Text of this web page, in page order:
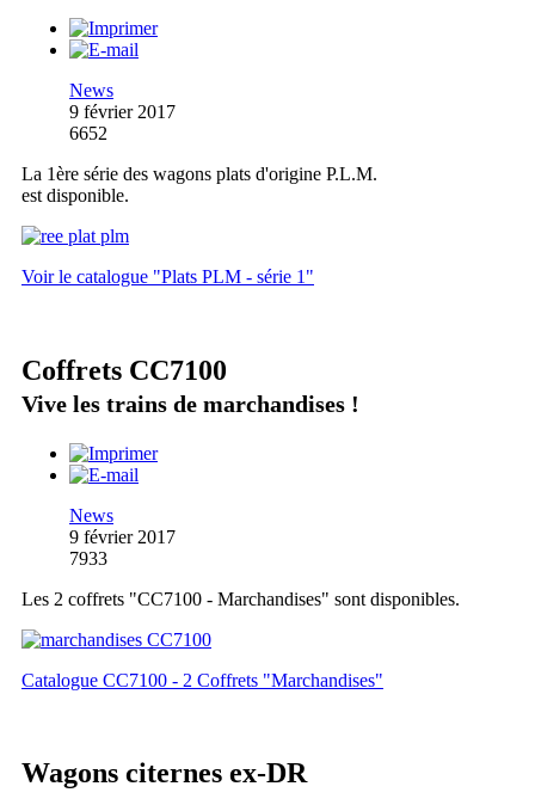
News
9 février 2017
6652
La 1ère série des wagons plats d'origine P.L.M.
est disponible.
Voir le catalogue "Plats PLM - série 1"
Coffrets CC7100
Vive les trains de marchandises !
News
9 février 2017
7933
Les 2 coffrets "CC7100 - Marchandises" sont disponibles.
Catalogue CC7100 - 2 Coffrets "Marchandises"
Wagons citernes ex-DR